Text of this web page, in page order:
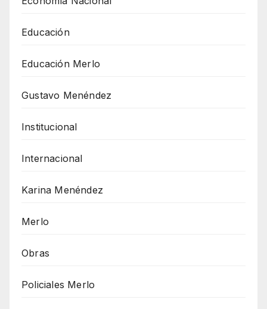
Educación
Educación Merlo
Gustavo Menéndez
Institucional
Internacional
Karina Menéndez
Merlo
Obras
Policiales Merlo